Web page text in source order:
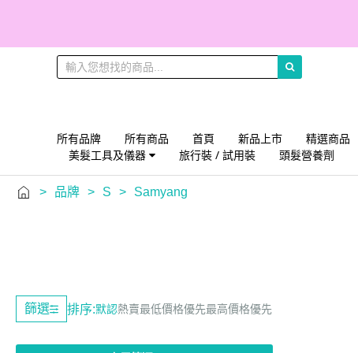
所有品牌 所有商品 首頁 新品上市 精選商品
美髮工具及儀器
旅行裝 / 試用裝 頭髮營養劑
> 品牌 > S > Samyang
篩選 排序:默認熱賣最低價格優先最高價格優先